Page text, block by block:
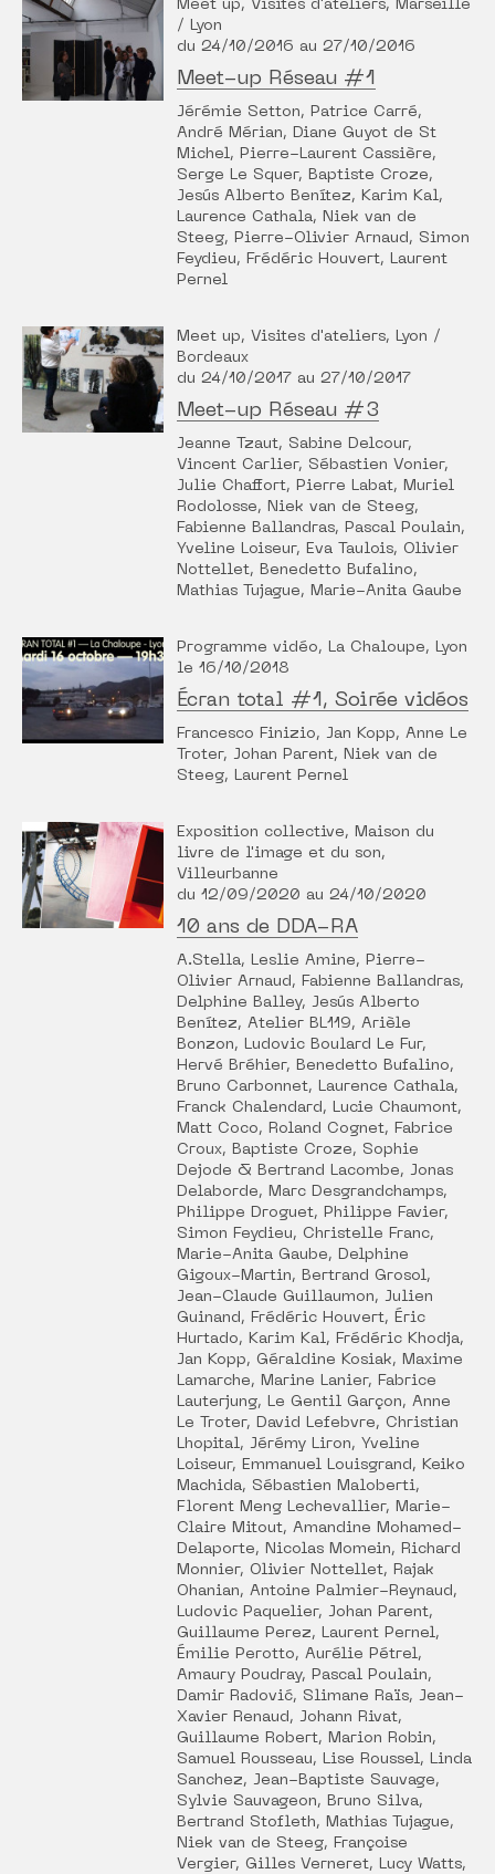
Meet up, Visites d'ateliers, Marseille
/ Lyon
du 24/10/2016 au 27/10/2016
Meet-up Réseau #1
Jérémie Setton, Patrice Carré,
André Mérian, Diane Guyot de St
Michel, Pierre-Laurent Cassière,
Serge Le Squer, Baptiste Croze,
Jesús Alberto Benítez, Karim Kal,
Laurence Cathala, Niek van de
Steeg, Pierre-Olivier Arnaud, Simon
Feydieu, Frédéric Houvert, Laurent
Pernel
Meet up, Visites d'ateliers, Lyon /
Bordeaux
du 24/10/2017 au 27/10/2017
Meet-up Réseau #3
Jeanne Tzaut, Sabine Delcour,
Vincent Carlier, Sébastien Vonier,
Julie Chaffort, Pierre Labat, Muriel
Rodolosse, Niek van de Steeg,
Fabienne Ballandras, Pascal Poulain,
Yveline Loiseur, Eva Taulois, Olivier
Nottellet, Benedetto Bufalino,
Mathias Tujague, Marie-Anita Gaube
Programme vidéo, La Chaloupe, Lyon
le 16/10/2018
Écran total #1, Soirée vidéos
Francesco Finizio, Jan Kopp, Anne Le
Troter, Johan Parent, Niek van de
Steeg, Laurent Pernel
Exposition collective, Maison du
livre de l'image et du son,
Villeurbanne
du 12/09/2020 au 24/10/2020
10 ans de DDA-RA
A.Stella, Leslie Amine, Pierre-
Olivier Arnaud, Fabienne Ballandras,
Delphine Balley, Jesús Alberto
Benítez, Atelier BL119, Arièle
Bonzon, Ludovic Boulard Le Fur,
Hervé Bréhier, Benedetto Bufalino,
Bruno Carbonnet, Laurence Cathala,
Franck Chalendard, Lucie Chaumont,
Matt Coco, Roland Cognet, Fabrice
Croux, Baptiste Croze, Sophie
Dejode & Bertrand Lacombe, Jonas
Delaborde, Marc Desgrandchamps,
Philippe Droguet, Philippe Favier,
Simon Feydieu, Christelle Franc,
Marie-Anita Gaube, Delphine
Gigoux-Martin, Bertrand Grosol,
Jean-Claude Guillaumon, Julien
Guinand, Frédéric Houvert, Éric
Hurtado, Karim Kal, Frédéric Khodja,
Jan Kopp, Géraldine Kosiak, Maxime
Lamarche, Marine Lanier, Fabrice
Lauterjung, Le Gentil Garçon, Anne
Le Troter, David Lefebvre, Christian
Lhopital, Jérémy Liron, Yveline
Loiseur, Emmanuel Louisgrand, Keiko
Machida, Sébastien Maloberti,
Florent Meng Lechevallier, Marie-
Claire Mitout, Amandine Mohamed-
Delaporte, Nicolas Momein, Richard
Monnier, Olivier Nottellet, Rajak
Ohanian, Antoine Palmier-Reynaud,
Ludovic Paquelier, Johan Parent,
Guillaume Perez, Laurent Pernel,
Émilie Perotto, Aurélie Pétrel,
Amaury Poudray, Pascal Poulain,
Damir Radović, Slimane Raïs, Jean-
Xavier Renaud, Johann Rivat,
Guillaume Robert, Marion Robin,
Samuel Rousseau, Lise Roussel, Linda
Sanchez, Jean-Baptiste Sauvage,
Sylvie Sauvageon, Bruno Silva,
Bertrand Stofleth, Mathias Tujague,
Niek van de Steeg, Françoise
Vergier, Gilles Verneret, Lucy Watts,